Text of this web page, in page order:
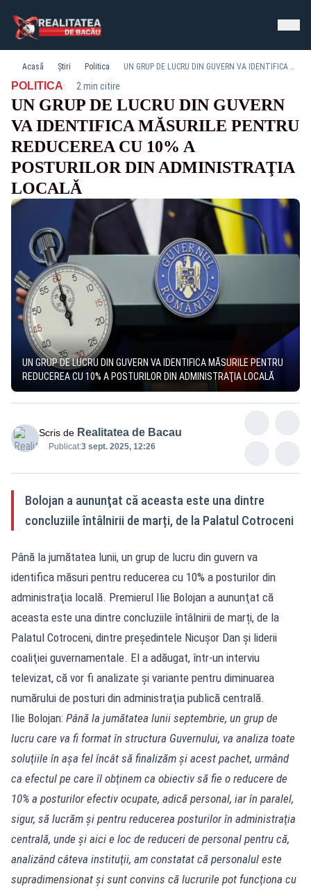
Acasă Știri Politica UN GRUP DE LUCRU DIN GUVERN VA IDENTIFICA MĂSURILE PENTRU REDUCEREA CU 10% A POSTURILOR DIN ADMINISTRAŢIA LOCALĂ
POLITICA· 2 min citire
UN GRUP DE LUCRU DIN GUVERN
VA IDENTIFICA MĂSURILE PENTRU
REDUCEREA CU 10% A
POSTURILOR DIN ADMINISTRAŢIA
LOCALĂ
UN GRUP DE LUCRU DIN GUVERN VA IDENTIFICA MĂSURILE PENTRU
REDUCEREA CU 10% A POSTURILOR DIN ADMINISTRAŢIA LOCALĂ
Scris de Realitatea de Bacau
Publicat:3 sept. 2025, 12:26
Bolojan a aununţat că aceasta este una dintre
concluziile întâlnirii de marți, de la Palatul Cotroceni
Până la jumătatea lunii, un grup de lucru din guvern va
identifica măsuri pentru reducerea cu 10% a posturilor din
administraţia locală. Premierul Ilie Bolojan a aununţat că
aceasta este una dintre concluziile întâlnirii de marți, de la
Palatul Cotroceni, dintre preşedintele Nicuşor Dan şi liderii
coaliţiei guvernamentale. El a adăugat, într-un interviu
televizat, că vor fi analizate şi variante pentru diminuarea
numărului de posturi din administraţia publică centrală.
Ilie Bolojan: Până la jumătatea lunii septembrie, un grup de
lucru care va fi format în structura Guvernului, va analiza toate
soluţiile în aşa fel încât să finalizăm şi acest pachet, urmând
ca efectul pe care îl obţinem ca obiectiv să fie o reducere de
10% a posturilor efectiv ocupate, adică personal, iar în paralel,
sigur, să lucrăm şi pentru reducerea posturilor în administraţia
centrală, unde şi aici e loc de reduceri de personal pentru că,
analizând câteva instituţii, am constatat că personalul este
supradimensionat şi sunt convins că lucrurile pot funcţiona cu